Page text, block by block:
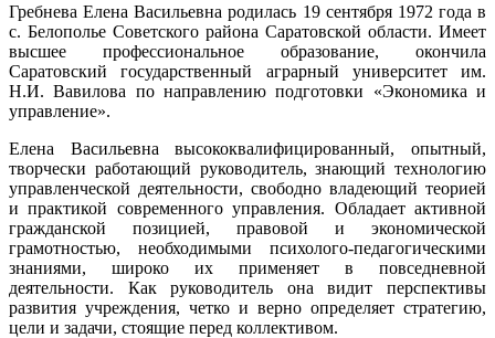
Гребнева Елена Васильевна родилась 19 сентября 1972 года в
с. Белополье Советского района Саратовской области. Имеет
высшее профессиональное образование, окончила
Саратовский государственный аграрный университет им.
Н.И. Вавилова по направлению подготовки «Экономика и
управление».
Елена Васильевна высококвалифицированный, опытный,
творчески работающий руководитель, знающий технологию
управленческой деятельности, свободно владеющий теорией
и практикой современного управления. Обладает активной
гражданской позицией, правовой и экономической
грамотностью, необходимыми психолого-педагогическими
знаниями, широко их применяет в повседневной
деятельности. Как руководитель она видит перспективы
развития учреждения, четко и верно определяет стратегию,
цели и задачи, стоящие перед коллективом.